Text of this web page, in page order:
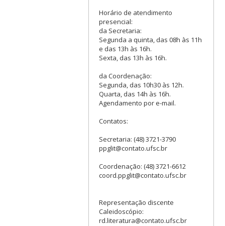
Horário de atendimento
presencial:
da Secretaria:
Segunda a quinta, das 08h às 11h
e das 13h às 16h.
Sexta, das 13h às 16h.
da Coordenação:
Segunda, das 10h30 às 12h.
Quarta, das 14h às 16h.
Agendamento por e-mail.
Contatos:
Secretaria: (48) 3721-3790
ppglit@contato.ufsc.br
Coordenação: (48) 3721-6612
coord.ppglit@contato.ufsc.br
Representação discente
Caleidoscópio:
rd.literatura@contato.ufsc.br